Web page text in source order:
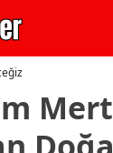
Mert